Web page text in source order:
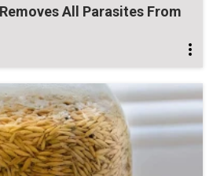
All Parasites From